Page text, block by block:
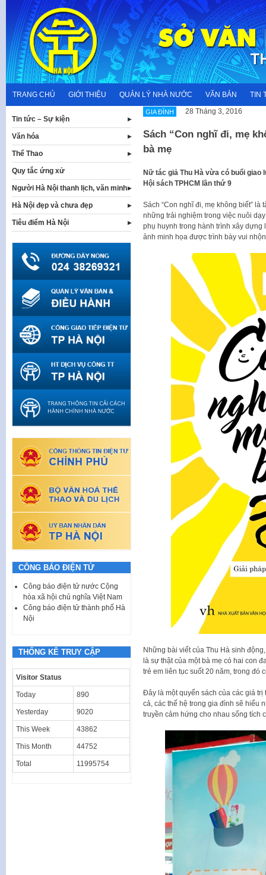
content
TRANG CHỦ GIỚI THIỆU QUẢN LÝ NHÀ NƯỚC VĂN BẢN TIN
GIA ĐÌNH 28 Tháng 3, 2016
Sách “Con nghĩ đi, mẹ
bà mẹ
Nữ tác giả Thu Hà vừa có buổi giao
Hội sách TPHCM lần thứ 9
Sách “Con nghĩ đi, mẹ không biết”
những trải nghiệm trong việc nuôi
phụ huynh trong hành trình xây
ảnh minh họa được trình bày vui
Những bài viết của Thu Hà sinh
là sự thật của một bà mẹ có hai con
trẻ em liên tục suốt 20 năm, trong đó
Đây là một quyển sách của các giá
cả, các thế hệ trong gia đình sẽ hiểu
truyền cảm hứng cho nhau sống tích
Tin tức – Sự kiện
Văn hóa
Thể Thao
Quy tắc ứng xử
Người Hà Nội thanh lịch, văn minh
Hà Nội đẹp và chưa đẹp
Tiêu điểm Hà Nội
CÔNG BÁO ĐIỆN TỬ
Công báo điện tử nước Cộng
hòa xã hội chủ nghĩa Việt Nam
Công báo điện tử thành phố Hà
Nội
THỐNG KÊ TRUY CẬP
Visitor Status
Today 890
Yesterday 9020
This Week 43862
This Month 44752
Total 11995754